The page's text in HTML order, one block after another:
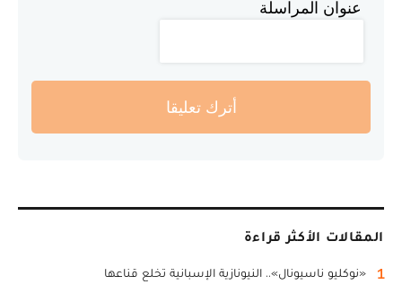
عنوان المراسلة
أترك تعليقا
المقالات الأكثر قراءة
1 «نوكليو ناسيونال».. النيونازية الإسبانية تخلع قناعها